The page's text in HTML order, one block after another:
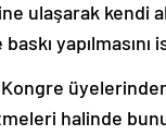
ulaşarak kendi
halinde